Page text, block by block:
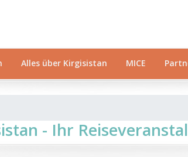
Alles über Kirgisistan MICE
- Ihr